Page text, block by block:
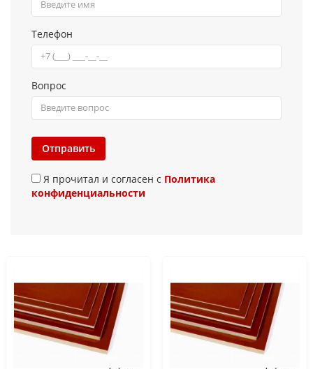
Телефон
Вопрос
Отправить
Я прочитал и согласен с Политика
конфиденциальности